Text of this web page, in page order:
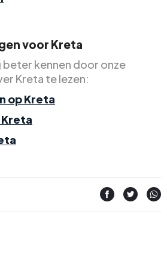
voor Kreta
beter kennen door onze
Kreta te lezen:
op Kreta